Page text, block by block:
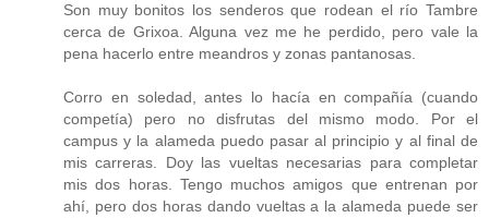
Son muy bonitos los senderos que rodean el río Tambre
cerca de Grixoa. Alguna vez me he perdido, pero vale la
pena hacerlo entre meandros y zonas pantanosas.
Corro en soledad, antes lo hacía en compañía (cuando
competía) pero no disfrutas del mismo modo. Por el
campus y la alameda puedo pasar al principio y al final de
mis carreras. Doy las vueltas necesarias para completar
mis dos horas. Tengo muchos amigos que entrenan por
ahí, pero dos horas dando vueltas a la alameda puede ser